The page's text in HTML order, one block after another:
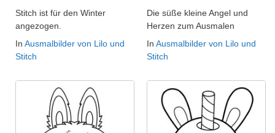
Stitch ist für den Winter
angezogen.
In Ausmalbilder von Lilo und
Stitch
Die süße kleine Angel und
Herzen zum Ausmalen
In Ausmalbilder von Lilo und
Stitch